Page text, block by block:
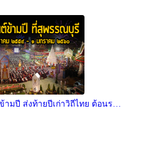
ามปี ส่งท้ายปีเก่าวิถีไทย ต้อนร…